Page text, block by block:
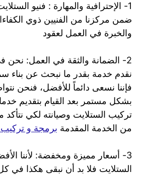
1- الإحترافية والمهارة : فنيو
ضمن مركزنا من الفنيين ذوي
والخبرة في العمل لعقود
2- الضمانة والثقة في العمل:
نقدم خدمة بقدر ما نبحث عن بناء
فإننا نسعى دائماً للأفضل، فنحن
بشكل مستمر بعد القيام بتقديم
تركيب الستلايت وصيانته لكي
من الخدمة المقدمة برمجة و
3- أسعار مميزة ومخفضة: لأننا
الستلايت فلا بد أن نبقى هكذا في